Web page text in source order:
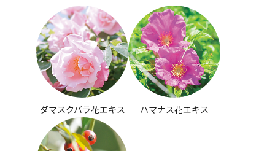
ダマスクバラ花エキス ハマナス花エキス